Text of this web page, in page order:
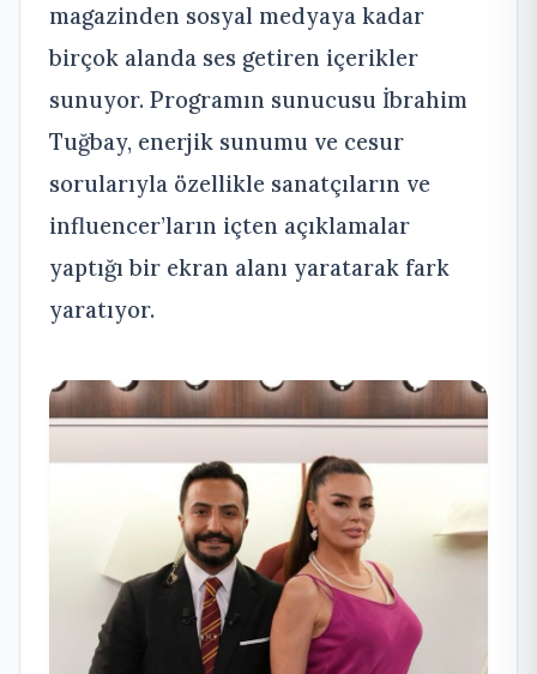
magazinden sosyal medyaya kadar
birçok alanda ses getiren içerikler
sunuyor. Programın sunucusu İbrahim
Tuğbay, enerjik sunumu ve cesur
sorularıyla özellikle sanatçıların ve
influencer’ların içten açıklamalar
yaptığı bir ekran alanı yaratarak fark
yaratıyor.